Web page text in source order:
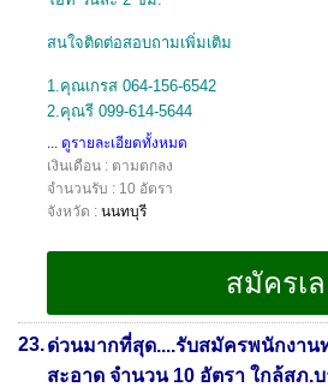
สนใจติดต่อสอบถามเพิ่มเติม
1.คุณเกรส 064-156-6542
2.คุณรี 099-614-5644
... ดูรายละเอียดทั้งหมด
เงินเดือน : ตามตกลง
จำนวนรับ : 10 อัตรา
จังหวัด : นนทบุรี
23.ด่วนมากที่สุด....รับสมัครพนักงาน
สะอาด จำนวน 10 อัตรา ใกล้สภ.บ